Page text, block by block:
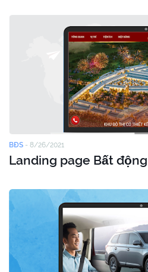
BĐS - 8/26/2021
Landing page Bất